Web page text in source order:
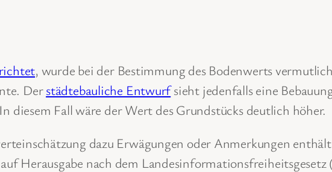
, wurde bei der Bestimmung des Bodenwerts
Derstädtebauliche Entwurfsieht jedenfalls eine
diesem Fall wäre der Wert des Grundstücks deutlich höher.
dazu Erwägungen oder Anmerkungen
Herausgabe nach dem